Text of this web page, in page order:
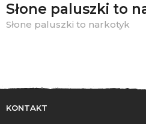
Słone paluszki to
Słone paluszki to narkotyk
KONTAKT